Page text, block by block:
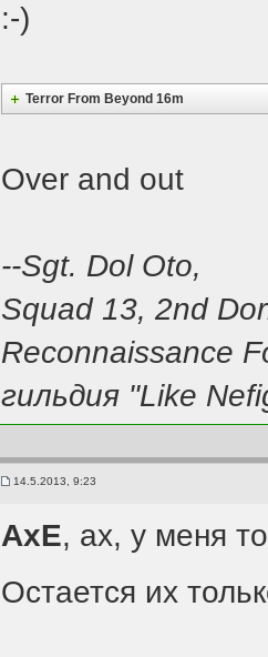
:-)
Terror From Beyond 16m
Over and out
--Sgt. Dol Oto,
Squad 13, 2nd
Reconnaissance
гильдия "Like
14.5.2013, 9:23
AxE, ах, у меня
Остается их